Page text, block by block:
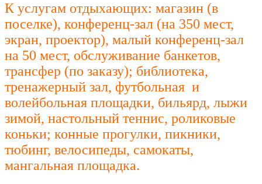
К услугам отдыхающих: магазин (в
поселке), конференц-зал (на 350 мест,
экран, проектор), малый конференц-зал
на 50 мест, обслуживание банкетов,
трансфер (по заказу); библиотека,
тренажерный зал, футбольная и
волейбольная площадки, бильярд, лыжи
зимой, настольный теннис, роликовые
коньки; конные прогулки, пикники,
тюбинг, велосипеды, самокаты,
мангальная площадка.